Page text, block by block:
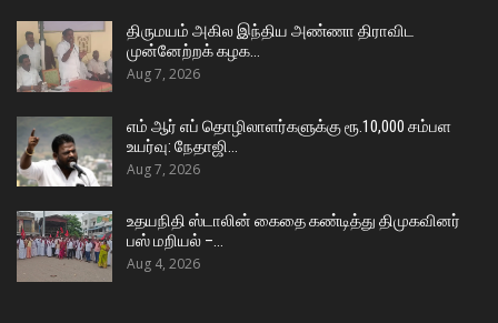
திருமயம் அகில இந்திய அண்ணா திராவிட
முன்னேற்றக் கழக…
Aug 7, 2026
எம் ஆர் எப் தொழிலாளர்களுக்கு ரூ.10,000 சம்பள
உயர்வு: நேதாஜி…
Aug 7, 2026
உதயநிதி ஸ்டாலின் கைதை கண்டித்து திமுகவினர்
பஸ் மறியல் –…
Aug 4, 2026